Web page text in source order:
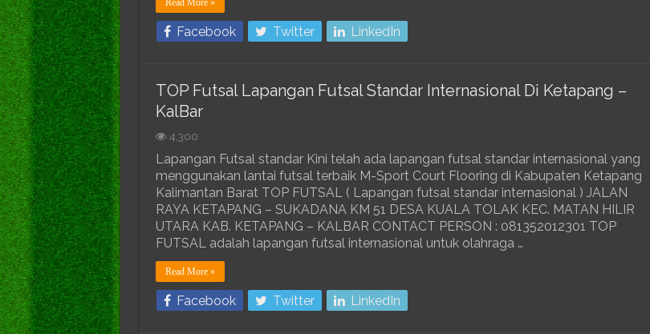
Read More »
Facebook Twitter LinkedIn
TOP Futsal Lapangan Futsal Standar Internasional Di Ketapang –
KalBar
4,300
Lapangan Futsal standar Kini telah ada lapangan futsal standar internasional yang
menggunakan lantai futsal terbaik M-Sport Court Flooring di Kabupaten Ketapang
Kalimantan Barat TOP FUTSAL ( Lapangan futsal standar internasional ) JALAN
RAYA KETAPANG – SUKADANA KM 51 DESA KUALA TOLAK KEC. MATAN HILIR
UTARA KAB. KETAPANG – KALBAR CONTACT PERSON : 081352012301 TOP
FUTSAL adalah lapangan futsal internasional untuk olahraga …
Read More »
Facebook Twitter LinkedIn